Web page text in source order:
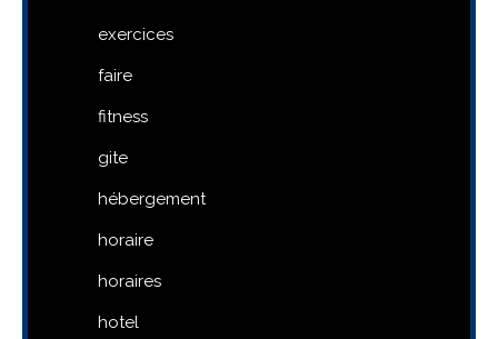
exercices
faire
fitness
gite
hébergement
horaire
horaires
hotel